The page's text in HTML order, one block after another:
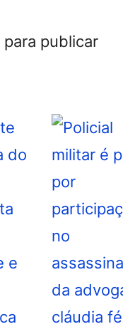
para publicar